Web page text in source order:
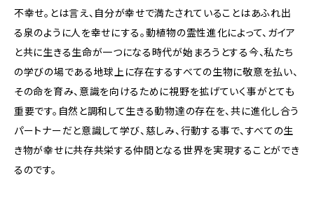
不幸せ。とは言え、自分が幸せで満たされていることはあふれ出
る泉のように人を幸せにする。動植物の霊性進化によって、ガイア
と共に生きる生命が一つになる時代が始まろうとする今、私たち
の学びの場である地球上に存在するすべての生物に敬意を払い、
その命を育み、意識を向けるために視野を拡げていく事がとても
重要です。自然と調和して生きる動物達の存在を、共に進化し合う
パートナーだと意識して学び、慈しみ、行動する事で、すべての生
き物が幸せに共存共栄する仲間となる世界を実現することができ
るのです。